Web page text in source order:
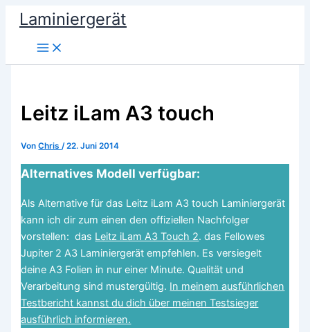
Zum
Inhalt
springen
Laminiergerät
Leitz iLam A3 touch
VonChris/22. Juni 2014
Alternatives Modell verfügbar:
Als Alternative für das Leitz iLam A3 touch Laminiergerät
kann ich dir zum einen den offiziellen Nachfolger
vorstellen: das Leitz iLam A3 Touch 2. das Fellowes
Jupiter 2 A3 Laminiergerät empfehlen. Es versiegelt
deine A3 Folien in nur einer Minute. Qualität und
Verarbeitung sind mustergültig. In meinem ausführlichen
Testbericht kannst du dich über meinen Testsieger
ausführlich informieren.